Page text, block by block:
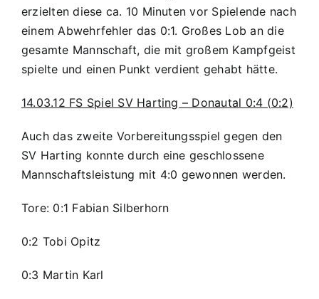
erzielten diese ca. 10 Minuten vor Spielende nach
einem Abwehrfehler das 0:1. Großes Lob an die
gesamte Mannschaft, die mit großem Kampfgeist
spielte und einen Punkt verdient gehabt hätte.
14.03.12 FS Spiel SV Harting – Donautal 0:4 (0:2)
Auch das zweite Vorbereitungsspiel gegen den
SV Harting konnte durch eine geschlossene
Mannschaftsleistung mit 4:0 gewonnen werden.
Tore: 0:1 Fabian Silberhorn
0:2 Tobi Opitz
0:3 Martin Karl